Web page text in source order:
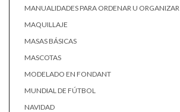
MANUALIDADES PARA ORDENAR U ORGANIZAR
MAQUILLAJE
MASAS BÁSICAS
MASCOTAS
MODELADO EN FONDANT
MUNDIAL DE FÚTBOL
NAVIDAD